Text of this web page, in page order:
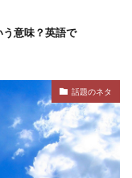
う意味？英語で
話題のネタ